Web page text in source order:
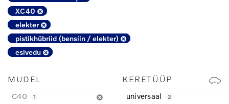
XC40
elekter
pistikhübriid (bensiin / elekter)
esivedu
MUDEL
C40 1
KERETÜÜP
universaal 2